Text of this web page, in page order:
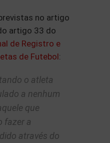
no artigo
artigo 33 do
de Registro e
de Futebol:
o atleta
a nenhum
que
fazer a
através do